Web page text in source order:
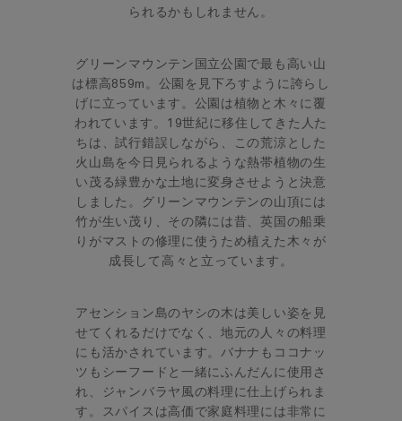
られるかもしれません。
グリーンマウンテン国立公園で最も高い山
は標高859m。公園を見下ろすように誇らし
げに立っています。公園は植物と木々に覆
われています。19世紀に移住してきた人た
ちは、試行錯誤しながら、この荒涼とした
火山島を今日見られるような熱帯植物の生
い茂る緑豊かな土地に変身させようと決意
しました。グリーンマウンテンの山頂には
竹が生い茂り、その隣には昔、英国の船乗
りがマストの修理に使うため植えた木々が
成長して高々と立っています。
アセンション島のヤシの木は美しい姿を見
せてくれるだけでなく、地元の人々の料理
にも活かされています。バナナもココナッ
ツもシーフードと一緒にふんだんに使用さ
れ、ジャンバラヤ風の料理に仕上げられま
す。スパイスは高価で家庭料理には非常に